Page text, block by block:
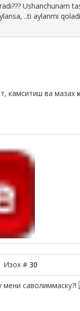
Ushanchunam
..ti aylanmi
ва мазах
Изох # 30
мени саволиммаску?!